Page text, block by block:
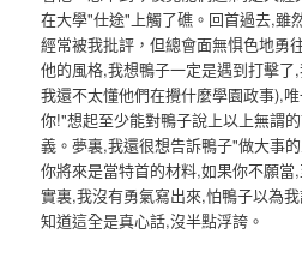
在大學"仕途"上觸了礁。回首過去,雖
經常被我批評，但總會面無惧色地勇
他的風格,我想鴨子一定是遇到打擊
我還不太懂他們在攪什麼學園政事),
你!"想起至少能對鴨子說上以上無謂
義。夢裏,我還很想告訴鴨子"做大事
你將來是當特首的材料,如果你不願
實裏,我沒有勇氣寫出來,怕鴨子以為
知道這全是真心話,沒半點浮誇。